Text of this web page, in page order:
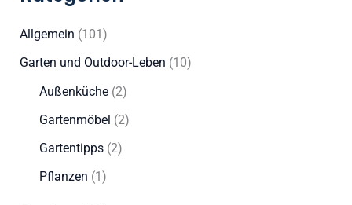
Allgemein (101)
Garten und Outdoor-Leben (10)
Außenküche(2)
Gartenmöbel (2)
Gartentipps(2)
Pflanzen (1)